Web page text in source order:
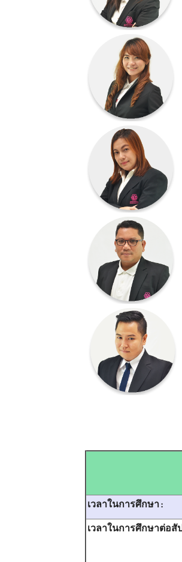
เวลาในการศึกษา :
เวลาในการศึกษาต่อสั